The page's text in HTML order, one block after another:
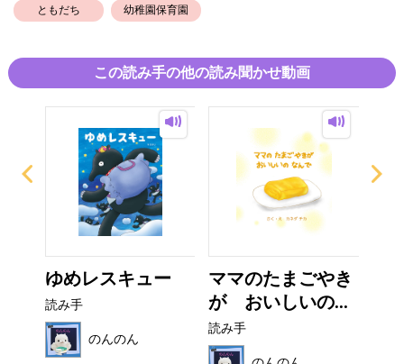
ともだち 幼稚園保育園
この読み手の他の読み聞かせ動画
ゆめレスキュー
読み手
のんのん
ママのたまごやき
が おいしいの...
読み手